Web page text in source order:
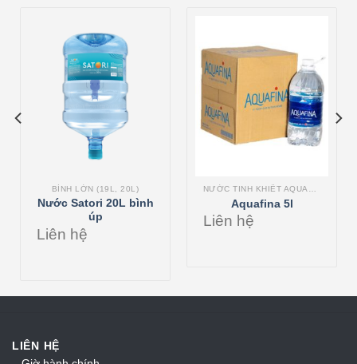
BÌNH LỚN (19L, 20L)
Nước Satori 20L bình
úp
Liên hệ
NƯỚC TINH KHIẾT AQUAFINA
Aquafina 5l
Liên hệ
LIÊN HỆ